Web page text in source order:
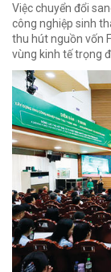
Việc chuyển đổi
công nghiệp sinh
thu hút nguồn vốn
vùng kinh tế trọng